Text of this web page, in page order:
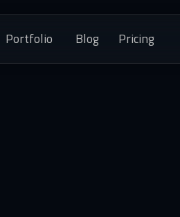
Portfolio Blog Pricing